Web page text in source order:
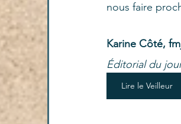
nous faire
Karine Côté,
Éditorial du
Lire le Veilleur